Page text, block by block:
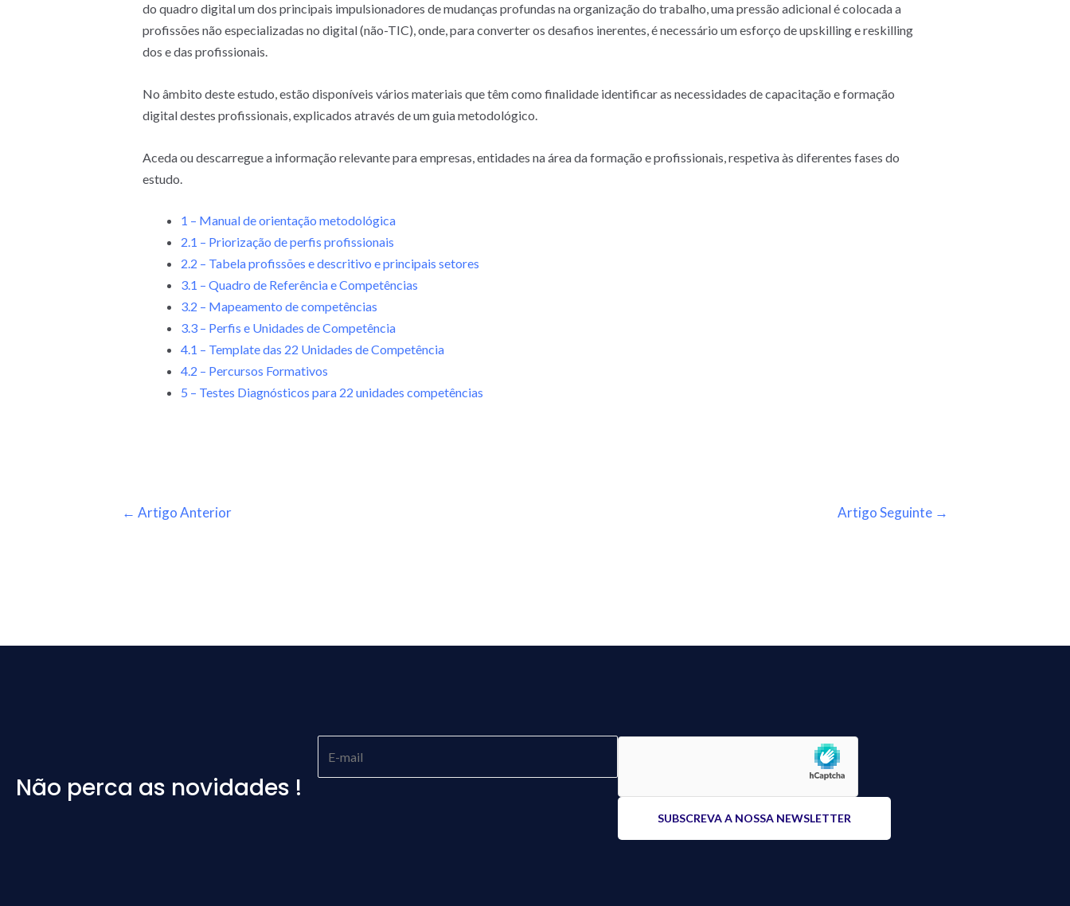
do quadro digital um dos principais impulsionadores de mudanças profundas na organização do trabalho, uma pressão adicional é colocada a
profissões não especializadas no digital (não-TIC), onde, para converter os desafios inerentes, é necessário um esforço de upskilling e reskilling
dos e das profissionais.
No âmbito deste estudo, estão disponíveis vários materiais que têm como finalidade identificar as necessidades de capacitação e formação
digital destes profissionais, explicados através de um guia metodológico.
Aceda ou descarregue a informação relevante para empresas, entidades na área da formação e profissionais, respetiva às diferentes fases do
estudo.
1 – Manual de orientação metodológica
2.1 – Priorização de perfis profissionais
2.2 – Tabela profissões e descritivo e principais setores
3.1 – Quadro de Referência e Competências
3.2 – Mapeamento de competências
3.3 – Perfis e Unidades de Competência
4.1 – Template das 22 Unidades de Competência
4.2 – Percursos Formativos
5 – Testes Diagnósticos para 22 unidades competências
← Artigo Anterior Artigo Seguinte →
Não perca as novidades !